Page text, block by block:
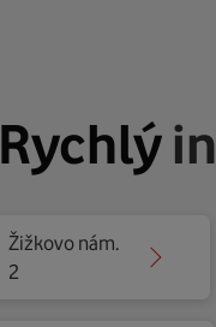
Rychlý
Žižkovo nám.
2